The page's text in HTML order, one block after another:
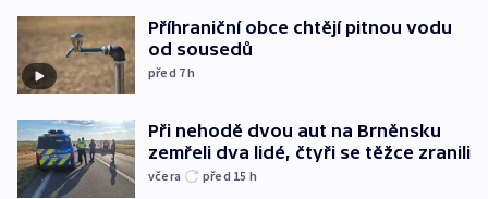
Příhraniční obce chtějí pitnou vodu
od sousedů
před 7h
Při nehodě dvou aut na Brněnsku
zemřeli dva lidé, čtyři se těžce zranili
včera před 15 h